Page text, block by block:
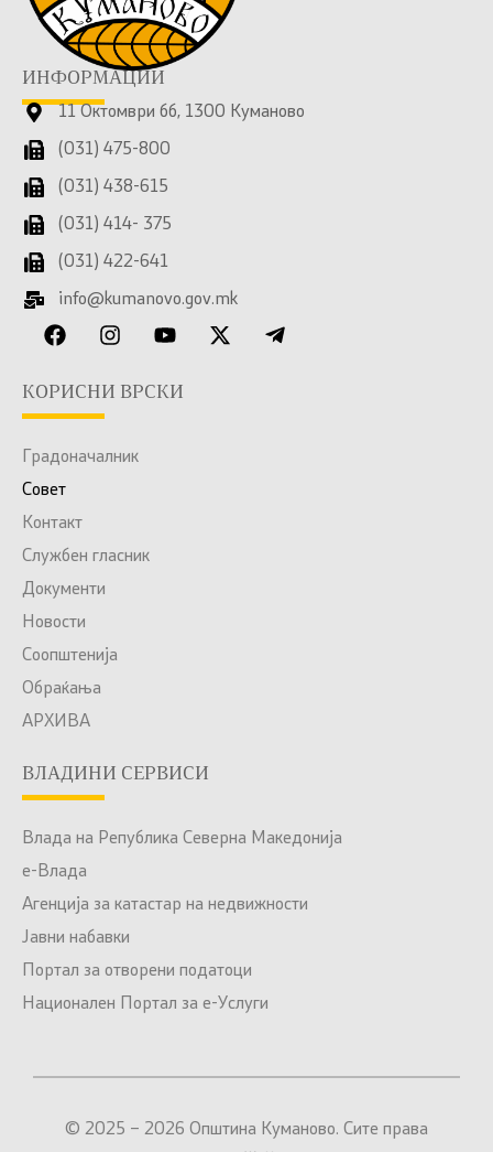
ИНФОРМАЦИИ
11 Октомври бб, 1300 Куманово
(031) 475-800
(031) 438-615
(031) 414- 375
(031) 422-641
info@kumanovo.gov.mk
КОРИСНИ ВРСКИ
Градоначалник
Совет
Контакт
Службен гласник
Документи
Новости
Соопштенија
Обраќања
АРХИВА
ВЛАДИНИ СЕРВИСИ
Влада на Република Северна Македонија
е-Влада
Агенција за катастар на недвижности
Јавни набавки
Портал за отворени податоци
Национален Портал за е-Услуги
© 2025 – 2026 Општина Куманово. Сите права